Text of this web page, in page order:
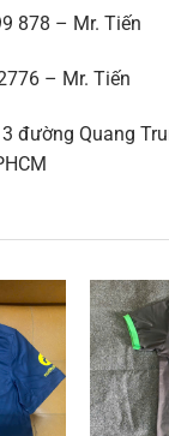
878 – Mr. Tiến
– Mr. Tiến
đường Quang